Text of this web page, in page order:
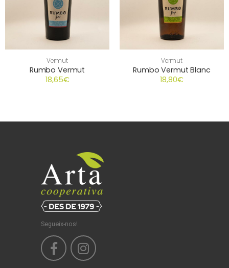
Vermut
Rumbo Vermut
18,65€
Vermut
Rumbo Vermut Blanc
18,80€
Segueix-nos!